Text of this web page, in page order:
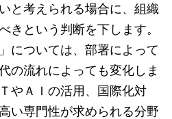
と考えられる場合に、組織
きという判断を下します。
については、部署によって
の流れによっても変化しま
やＡＩの活用、国際化対
い専門性が求められる分野